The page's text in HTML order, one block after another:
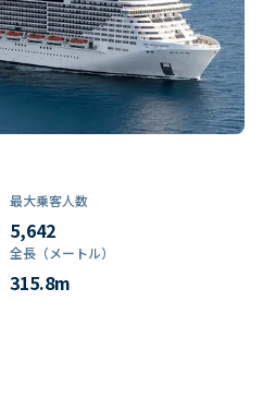
最大乗客人数
5,642
全長（メートル）
315.8m